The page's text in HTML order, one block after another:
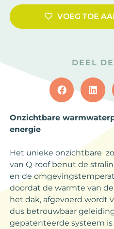
Onzichtbare
energie
Het unieke onzichtbare
van Q-roof benut de
en de
doordat de warmte van
het dak, afgevoerd wordt
dus betrouwbaar
gepatenteerde systeem is
VOEG TOE
DEEL